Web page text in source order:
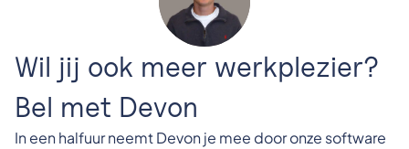
Wil jij ook meer werkplezier?
Bel met Devon
In een halfuur neemt Devon je mee door onze software